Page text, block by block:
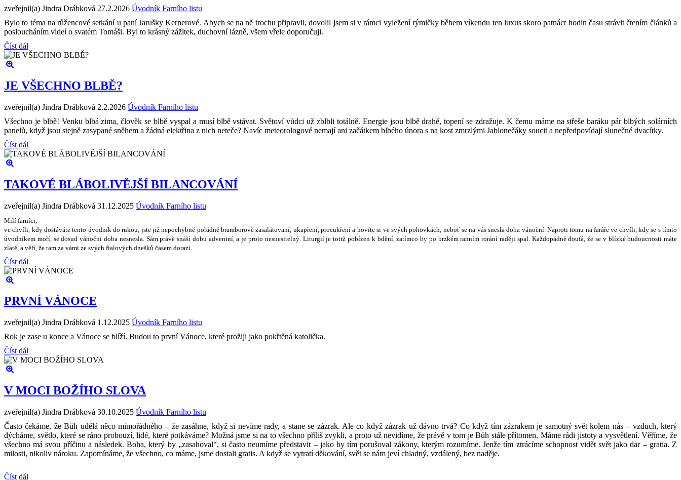
zveřejnil(a) Jindra Drábková 27.2.2026 Úvodník Farního listu
Bylo to téma na růžencové setkání u paní Jarušky Kernerové. Abych se na ně trochu připravil, dovolil jsem si v rámci vyležení rýmičky během víkendu ten luxus skoro patnáct hodin času strávit čtením článků a
posloucháním videí o svatém Tomáši. Byl to krásný zážitek, duchovní lázně, všem vřele doporučuji.
Číst dál
JE VŠECHNO BLBĚ?
zveřejnil(a) Jindra Drábková 2.2.2026 Úvodník Farního listu
Všechno je blbě! Venku blbá zima, člověk se blbě vyspal a musí blbě vstávat. Světoví vůdci už zblbli totálně. Energie jsou blbě drahé, topení se zdražuje. K čemu máme na střeše baráku pár blbých solárních
panelů, když jsou stejně zasypané sněhem a žádná elektřina z nich neteče? Navíc meteorologové nemají ani začátkem blbého února s na kost zmrzlými Jablonečáky soucit a nepředpovídají slunečné dvacítky.
Číst dál
TAKOVÉ BLÁBOLIVĚJŠÍ BILANCOVÁNÍ
zveřejnil(a) Jindra Drábková 31.12.2025 Úvodník Farního listu
Milí farníci,
ve chvíli, kdy dostáváte tento úvodník do rukou, jste jižnepochybně pořádněbramborovězasalátovaní, ukapření, procukření a hovíte si ve svých pohovkách, neboť se na vás snesla doba vánoční. Naproti tomu na faráře ve chvíli, kdy se s tímto
úvodníkem moří, se dosud vánoční doba nesnesla. Sám právěsnáší dobu adventní, a je proto nesnesitelný. Liturgií je totiž pobízen k bdění, zatímco by po brzkém ranním rorání raději spal. Každopádnědoufá,že se v blízké budoucnosti máte
zlatě , a věří, že tam za vámi ze svých fialových dnešků časem dorazí.
Číst dál
PRVNÍ VÁNOCE
zveřejnil(a) Jindra Drábková 1.12.2025 Úvodník Farního listu
Rok je zase u konce a Vánoce se blíží. Budou to první Vánoce, které prožiji jako pokřtěná katolička.
Číst dál
V MOCI BOŽÍHO SLOVA
zveřejnil(a) Jindra Drábková 30.10.2025 Úvodník Farního listu
Často čekáme, že Bůh udělá něco mimořádného – že zasáhne, když si nevíme rady, a stane se zázrak. Ale co když zázrak už dávno trvá? Co když tím zázrakem je samotný svět kolem nás – vzduch, který
dýcháme, světlo, které se ráno probouzí, lidé, které potkáváme? Možná jsme si na to všechno příliš zvykli, a proto už nevidíme, že právě v tom je Bůh stále přítomen. Máme rádi jistoty a vysvětlení. Věříme, že
všechno má svou příčinu a následek. Boha, který by „zasahoval“, si často neumíme představit – jako by tím porušoval zákony, kterým rozumíme. Jenže tím ztrácíme schopnost vidět svět jako dar – gratia. Z
milosti, nikoliv nároku. Zapomínáme, že všechno, co máme, jsme dostali gratis. A když se vytratí děkování, svět se nám jeví chladný, vzdálený, bez naděje.
Číst dál